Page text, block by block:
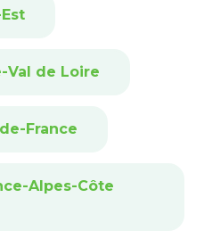
Val de Loire
France
Alpes-Côte